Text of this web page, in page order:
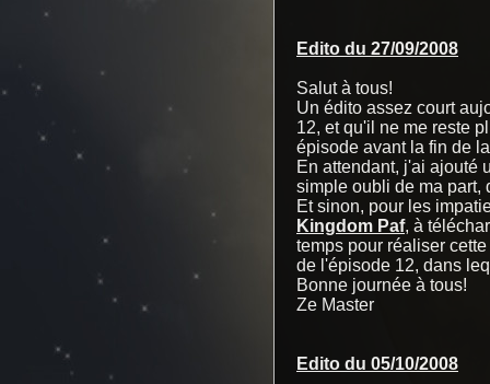
Edito du 27/09/2008
Salut à tous!
Un édito assez court
12, et qu'il ne me reste
épisode avant la fin de
En attendant, j'ai ajouté
simple oubli de ma part,
Et sinon, pour les
Kingdom Paf, à
temps pour réaliser
de l'épisode 12, dans
Bonne journée à tous!
Ze Master
Edito du 05/10/2008